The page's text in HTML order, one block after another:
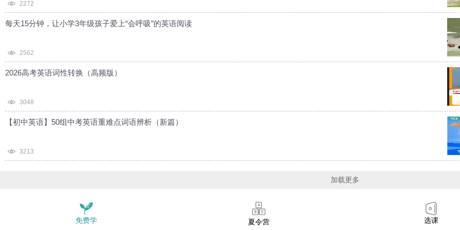
2272
每天15分钟，让小学3年级孩子爱上“会呼吸”的英语阅读
2562
2026高考英语词性转换（高频版）
3048
【初中英语】50组中考英语重难点词语辨析（新篇）
3213
加载更多
免费学 夏令营 选课